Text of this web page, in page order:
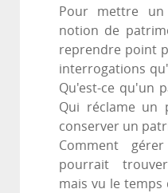
Pour mettre
notion de
reprendre point
interrogations
Qu'est-ce qu'un
Qui réclame un
conserver un
Comment
pourrait
mais vu le